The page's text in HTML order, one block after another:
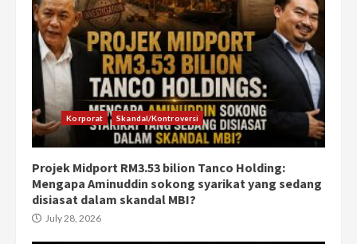
Korporat Skandal/Kontroversi
Projek Midport RM3.53 bilion Tanco Holding:
Mengapa Aminuddin sokong syarikat yang sedang
disiasat dalam skandal MBI?
July 28, 2026